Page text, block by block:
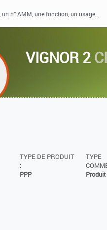
VIGNOR 2
TYPE DE PRODUIT
:
PPP
TYPE